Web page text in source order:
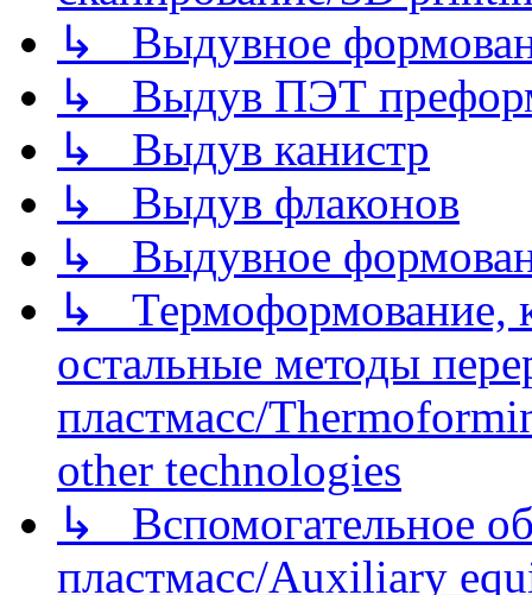
↳ Выдувное
↳ Выдув ПЭТ
↳ Выдув канистр
↳ Выдув флаконов
↳ Выдувное
↳ Термоформование,
остальные методы
пластмасс/
other technologies
↳ Вспомогательное
пластмасс/Auxiliary